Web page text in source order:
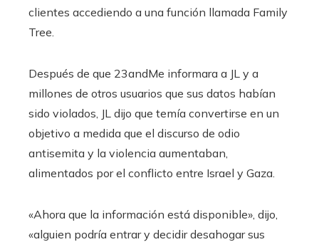
clientes accediendo a una función llamada Family
Tree.
Después de que 23andMe informara a JL y a
millones de otros usuarios que sus datos habían
sido violados, JL dijo que temía convertirse en un
objetivo a medida que el discurso de odio
antisemita y la violencia aumentaban,
alimentados por el conflicto entre Israel y Gaza.
«Ahora que la información está disponible», dijo,
«alguien podría entrar y decidir desahogar sus